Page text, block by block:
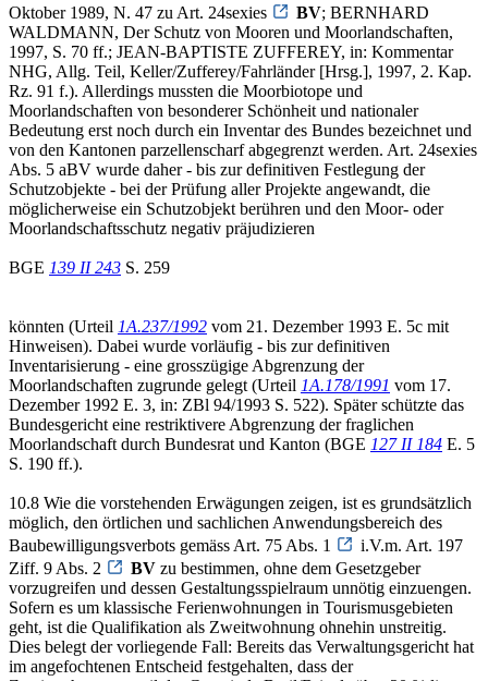
Oktober 1989, N. 47 zu Art. 24sexies
BV; BERNHARD
WALDMANN, Der Schutz von Mooren und Moorlandschaften,
1997, S. 70 ff.; JEAN-BAPTISTE ZUFFEREY, in: Kommentar
NHG, Allg. Teil, Keller/Zufferey/Fahrländer [Hrsg.], 1997, 2. Kap.
Rz. 91 f.). Allerdings mussten die Moorbiotope und
Moorlandschaften von besonderer Schönheit und nationaler
Bedeutung erst noch durch ein Inventar des Bundes bezeichnet und
von den Kantonen parzellenscharf abgegrenzt werden. Art. 24sexies
Abs. 5 aBV wurde daher - bis zur definitiven Festlegung der
Schutzobjekte - bei der Prüfung aller Projekte angewandt, die
möglicherweise ein Schutzobjekt berühren und den Moor- oder
Moorlandschaftsschutz negativ präjudizieren
BGE 139 II 243 S. 259
könnten (Urteil 1A.237/1992 vom 21. Dezember 1993 E. 5c mit
Hinweisen). Dabei wurde vorläufig - bis zur definitiven
Inventarisierung - eine grosszügige Abgrenzung der
Moorlandschaften zugrunde gelegt (Urteil 1A.178/1991 vom 17.
Dezember 1992 E. 3, in: ZBl 94/1993 S. 522). Später schützte das
Bundesgericht eine restriktivere Abgrenzung der fraglichen
Moorlandschaft durch Bundesrat und Kanton (BGE 127 II 184 E. 5
S. 190 ff.).
10.8 Wie die vorstehenden Erwägungen zeigen, ist es grundsätzlich
möglich, den örtlichen und sachlichen Anwendungsbereich des
Baubewilligungsverbots gemäss Art. 75 Abs. 1
i.V.m. Art. 197
Ziff. 9 Abs. 2
BV zu bestimmen, ohne dem Gesetzgeber
vorzugreifen und dessen Gestaltungsspielraum unnötig einzuengen.
Sofern es um klassische Ferienwohnungen in Tourismusgebieten
geht, ist die Qualifikation als Zweitwohnung ohnehin unstreitig.
Dies belegt der vorliegende Fall: Bereits das Verwaltungsgericht hat
im angefochtenen Entscheid festgehalten, dass der